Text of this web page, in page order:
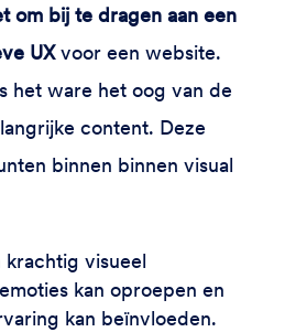
om bij te dragen aan een
UXvoor een website.
het ware het oog van de
content. Deze
binnen binnen visual
krachtig visueel
kan oproepen en
kan beïnvloeden.